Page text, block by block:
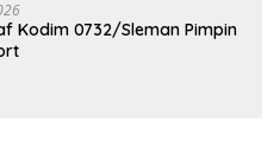
Kodim 0732/Sleman Pimpin